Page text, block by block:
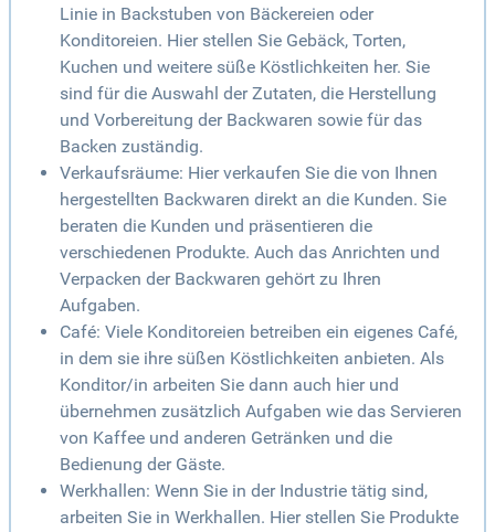
Linie in Backstuben von Bäckereien oder
Konditoreien. Hier stellen Sie Gebäck, Torten,
Kuchen und weitere süße Köstlichkeiten her. Sie
sind für die Auswahl der Zutaten, die Herstellung
und Vorbereitung der Backwaren sowie für das
Backen zuständig.
Verkaufsräume: Hier verkaufen Sie die von Ihnen
hergestellten Backwaren direkt an die Kunden. Sie
beraten die Kunden und präsentieren die
verschiedenen Produkte. Auch das Anrichten und
Verpacken der Backwaren gehört zu Ihren
Aufgaben.
Café: Viele Konditoreien betreiben ein eigenes Café,
in dem sie ihre süßen Köstlichkeiten anbieten. Als
Konditor/in arbeiten Sie dann auch hier und
übernehmen zusätzlich Aufgaben wie das Servieren
von Kaffee und anderen Getränken und die
Bedienung der Gäste.
Werkhallen: Wenn Sie in der Industrie tätig sind,
arbeiten Sie in Werkhallen. Hier stellen Sie Produkte